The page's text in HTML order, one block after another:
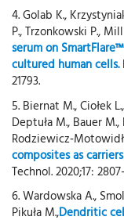
4. Golab K.,
P., Trzonkowski P.,
serum on
cultured human cells.
21793.
5. Biernat M., Ciołek
Deptuła M., Bauer M.,
composites as
Technol. 2020;17:
6. Wardowska A.,
Pikuła M.,Dendritic